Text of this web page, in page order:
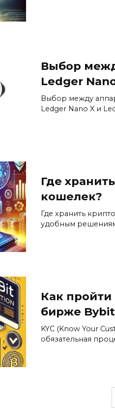
Выбор
Ledger
Выбор между
Ledger Nano X и
Где
кошелек?
Где хранить
удобным
Как
бирже Bybit
KYC (Know Your
обязательная